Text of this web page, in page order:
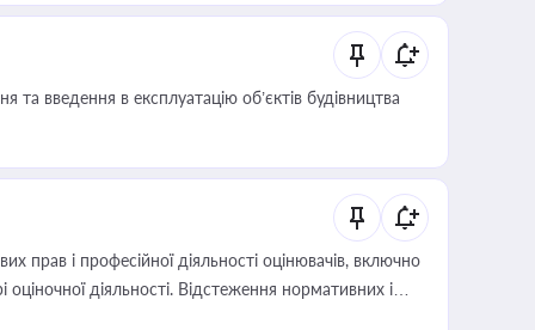
введення в експлуатацію об’єктів будівництва
і професійної діяльності оцінювачів, включно
діяльності. Відстеження нормативних і